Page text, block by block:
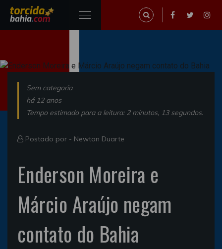
Sem categoria
há 12 anos
Tempo estimado para a leitura: 2 minutos, 13 segundos.
Postado por - Newton Duarte
Enderson Moreira e
Márcio Araújo negam
contato do Bahia